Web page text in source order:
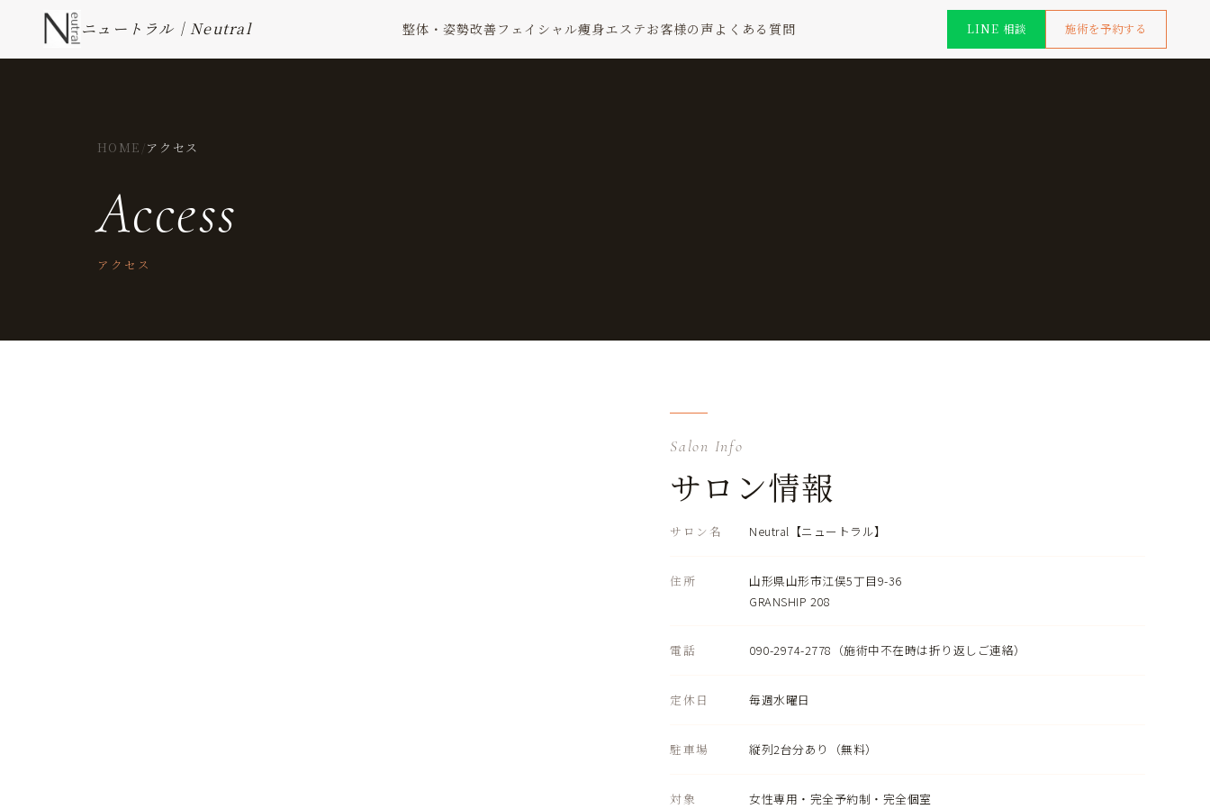
ニュートラル｜Neutral 整体・姿勢改善フェイシャル痩身エステお客様の声 よくある質問 LINE 相談 施術を予約する
HOME アクセス
Access
アクセス
Salon Info
サロン情報
サロン名 Neutral【ニュートラル】
住所
山形県山形市江俣5丁目9-36
GRANSHIP 208
電話 090-2974-2778（施術中不在時は折り返しご連絡）
定休日 毎週水曜日
駐車場 縦列2台分あり（無料）
対象 女性専用・完全予約制・完全個室